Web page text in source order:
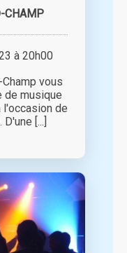
CHAMP
à 20h00
vous
de musique
l'occasion de
[...]